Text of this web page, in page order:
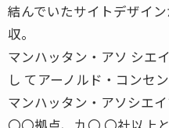
結んでいたサイトデザイ
収。
マンハッタン・アソ シエ
し てアーノルド・コンセ
マンハッタン・アソシエ